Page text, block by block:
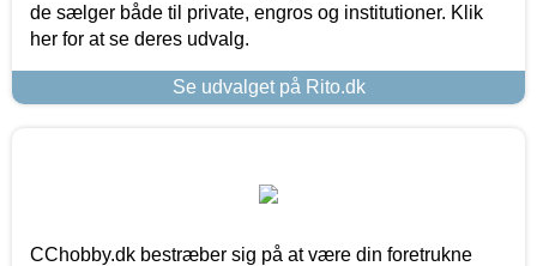
de sælger både til private, engros og institutioner. Klik
her for at se deres udvalg.
Se udvalget på Rito.dk
CChobby.dk bestræber sig på at være din foretrukne